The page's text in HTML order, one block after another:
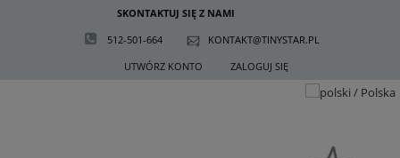
SKONTAKTUJ SIĘ Z NAMI
512-501-664
KONTAKT@TINYSTAR.PL
UTWÓRZ KONTO
ZALOGUJ SIĘ